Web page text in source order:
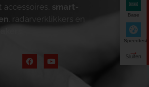
smart-
, radarverklikkers en
Base
Speedtest